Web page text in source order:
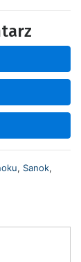
, Sanok,